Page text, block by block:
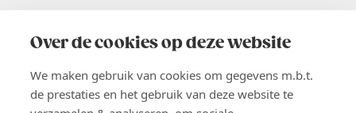
Over de cookies op deze website
We maken gebruik van cookies om gegevens m.b.t.
de prestaties en het gebruik van deze website te
02 229 81 11